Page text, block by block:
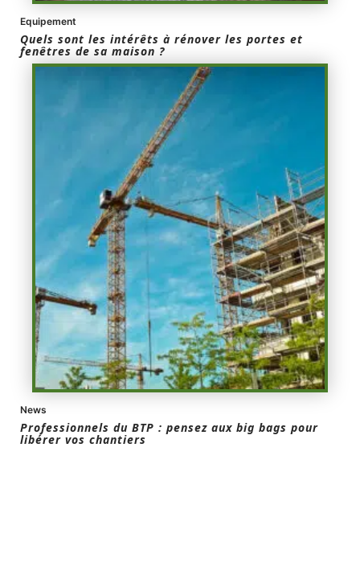
Equipement
Quels sont les intérêts à rénover les portes et
fenêtres de sa maison ?
News
Professionnels du BTP : pensez aux big bags pour
libérer vos chantiers